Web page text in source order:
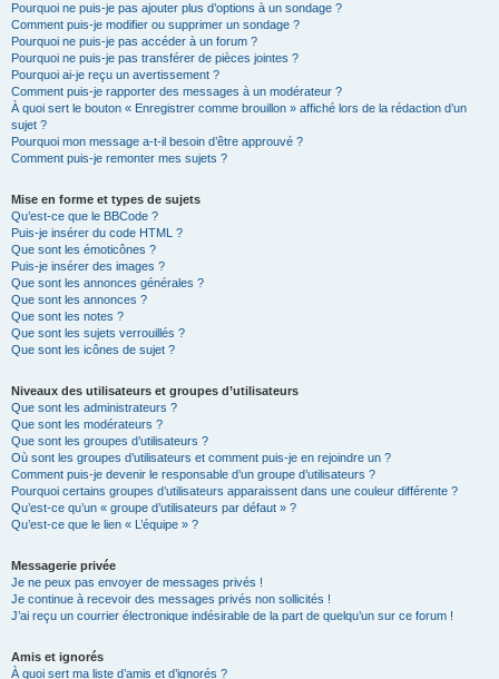
Pourquoi ne puis-je pas ajouter plus d’options à un sondage ?
Comment puis-je modifier ou supprimer un sondage ?
Pourquoi ne puis-je pas accéder à un forum ?
Pourquoi ne puis-je pas transférer de pièces jointes ?
Pourquoi ai-je reçu un avertissement ?
Comment puis-je rapporter des messages à un modérateur ?
À quoi sert le bouton « Enregistrer comme brouillon » affiché lors de la rédaction d’un
sujet ?
Pourquoi mon message a-t-il besoin d’être approuvé ?
Comment puis-je remonter mes sujets ?
Mise en forme et types de sujets
Qu’est-ce que le BBCode ?
Puis-je insérer du code HTML ?
Que sont les émoticônes ?
Puis-je insérer des images ?
Que sont les annonces générales ?
Que sont les annonces ?
Que sont les notes ?
Que sont les sujets verrouillés ?
Que sont les icônes de sujet ?
Niveaux des utilisateurs et groupes d’utilisateurs
Que sont les administrateurs ?
Que sont les modérateurs ?
Que sont les groupes d’utilisateurs ?
Où sont les groupes d’utilisateurs et comment puis-je en rejoindre un ?
Comment puis-je devenir le responsable d’un groupe d’utilisateurs ?
Pourquoi certains groupes d’utilisateurs apparaissent dans une couleur différente ?
Qu’est-ce qu’un « groupe d’utilisateurs par défaut » ?
Qu’est-ce que le lien « L’équipe » ?
Messagerie privée
Je ne peux pas envoyer de messages privés !
Je continue à recevoir des messages privés non sollicités !
J’ai reçu un courrier électronique indésirable de la part de quelqu’un sur ce forum !
Amis et ignorés
À quoi sert ma liste d’amis et d’ignorés ?